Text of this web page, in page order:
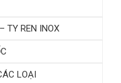
TY REN INOX
LOẠI